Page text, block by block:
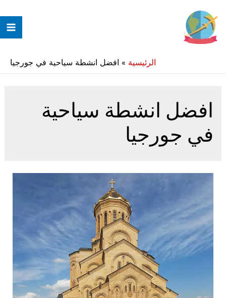
إلى
المحتوى
الرئيسية » افضل انشطة سياحية في جورجيا
افضل انشطة سياحية
في جورجيا